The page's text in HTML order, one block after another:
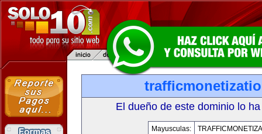
El dueño de este dominio lo
Mayusculas: